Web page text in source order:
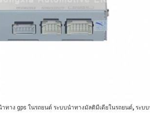
ทาง gps ในรถยนต์ ระบบนำทางมัลติมีเดียในรถยนต์, ระบ